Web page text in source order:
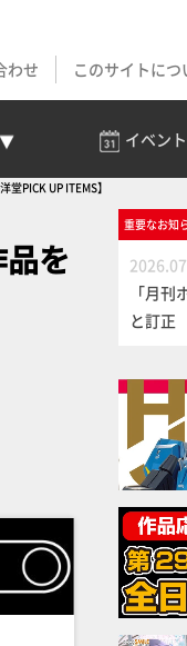
わせ このサイトにつ
イベント
PICK UP ITEMS】
を
重要なお知
「月
と訂正